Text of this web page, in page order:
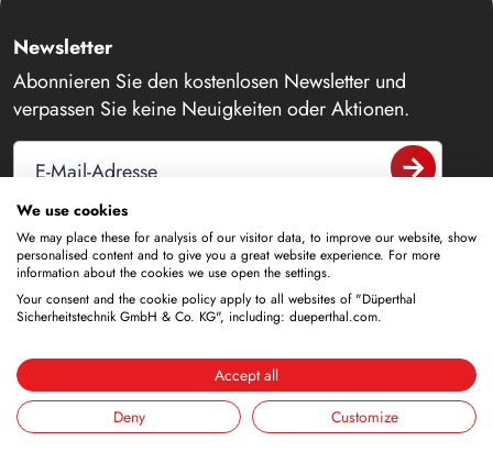
Newsletter
Abonnieren Sie den kostenlosen Newsletter und
verpassen Sie keine Neuigkeiten oder Aktionen.
E-Mail-Adresse
Kontakt
+49 6188 9139-0
info@dueperthal.com
Frankenstraße 3
We use cookies
We may place these for analysis of our visitor data, to improve our website, show
personalised content and to give you a great website experience. For more
information about the cookies we use open the settings.
Your consent and the cookie policy apply to all websites of "Düperthal
Sicherheitstechnik GmbH & Co. KG", including: dueperthal.com.
Accept all
Deny
Customize